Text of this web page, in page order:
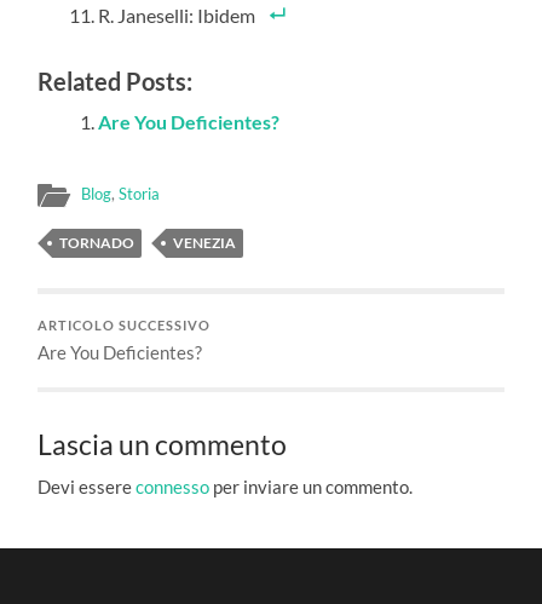
R. Janeselli: Ibidem
Related Posts:
Are You Deficientes?
Blog,Storia
TORNADO VENEZIA
ARTICOLO SUCCESSIVO
Are You Deficientes?
Lascia un commento
Devi essereconnesso per inviare un commento.